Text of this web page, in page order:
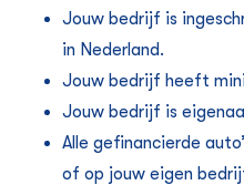
Jouw bedrijf is
in Nederland.
Jouw bedrijf heeft
Jouw bedrijf is
Alle gefinancierde
of op jouw eigen